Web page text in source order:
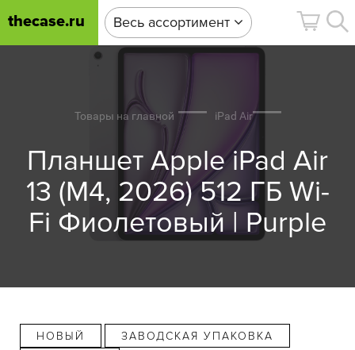
thecase.ru Весь ассортимент
Товары на главной iPad Air
Планшет Apple iPad Air
13 (M4, 2026) 512 ГБ Wi-
Fi Фиолетовый | Purple
НОВЫЙ
ЗАВОДСКАЯ УПАКОВКА